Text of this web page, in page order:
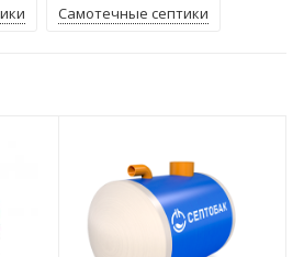
Самотечные септики
пользователей
Способ отвода
очищенной воды
моментально